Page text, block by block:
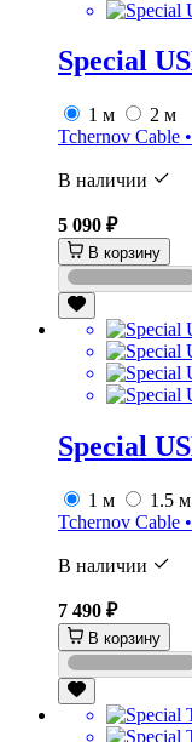
Special
1 м
2 м
Tchernov Cable
В наличии
5 090 ₽
В корзину
Special
1 м
1.5 м
Tchernov Cable
В наличии
7 490 ₽
В корзину